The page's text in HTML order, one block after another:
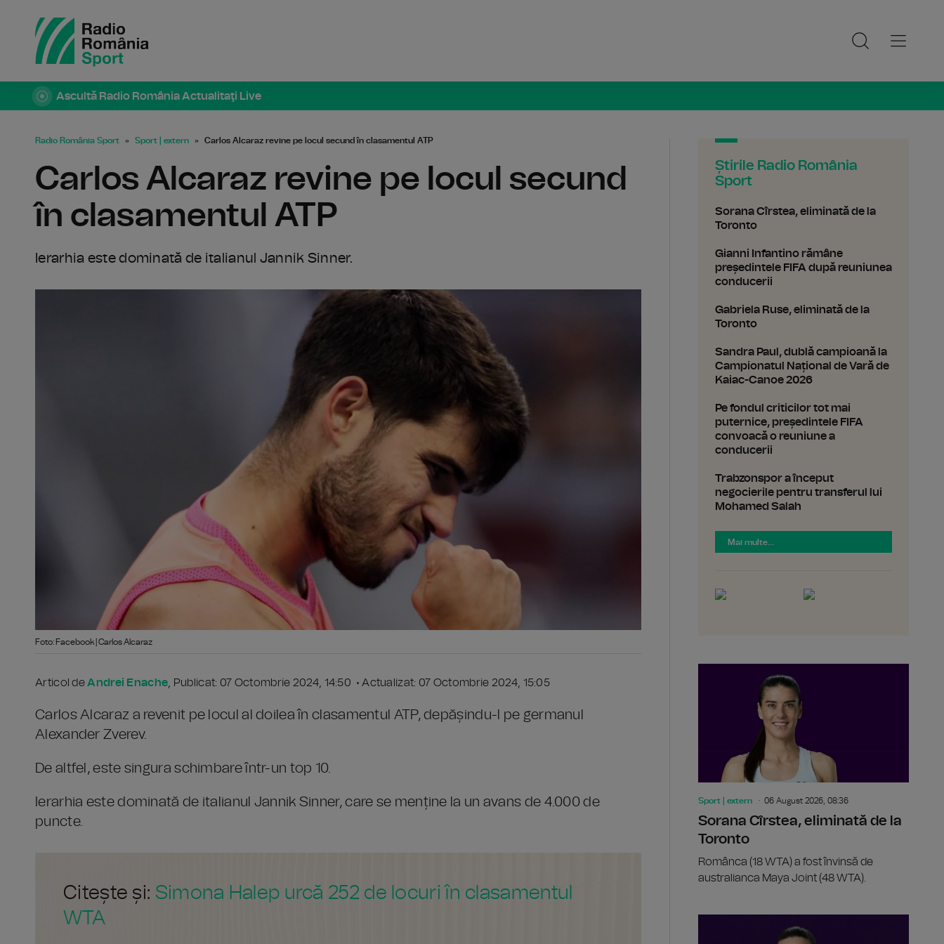
Ascultă Radio România Actualitaţi Live
Radio România Sport Sport | extern Carlos Alcaraz revine pe locul secund în clasamentul ATP
Carlos Alcaraz revine pe locul secund
în clasamentul ATP
Ierarhia este dominată de italianul Jannik Sinner.
Foto: Facebook | Carlos Alcaraz
Articol deAndrei Enache, Publicat: 07 Octombrie 2024, 14:50 • Actualizat: 07 Octombrie 2024, 15:05
Carlos Alcaraz a revenit pe locul al doilea în clasamentul ATP, depășindu-l pe germanul
Alexander Zverev.
De altfel, este singura schimbare într-un top 10.
Ierarhia este dominată de italianul Jannik Sinner, care se menține la un avans de 4.000 de
puncte.
Citește și: Simona Halep urcă 252 de locuri în clasamentul
WTA
Știrile Radio România
Sport
Sorana Cîrstea, eliminată de la
Toronto
Gianni Infantino rămâne
președintele FIFA după reuniunea
conducerii
Gabriela Ruse, eliminată de la
Toronto
Sandra Paul, dublă campioană la
Campionatul Național de Vară de
Kaiac-Canoe 2026
Pe fondul criticilor tot mai
puternice, președintele FIFA
convoacă o reuniune a
conducerii
Trabzonspor a început
negocierile pentru transferul lui
Mohamed Salah
Mai multe...
Sport | extern 06 August 2026, 08:36
Sorana Cîrstea, eliminată de la
Toronto
Românca (18 WTA) a fost învinsă de
australianca Maya Joint (48 WTA).